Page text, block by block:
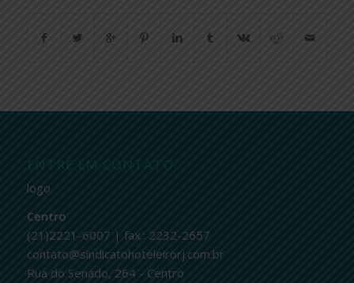
ENTRE EM CONTATO
logo
Centro
(21)2221-6007 | fax.: 2232-2657
contato@sindicatohoteleirorj.com.br
Rua do Senado, 264 - Centro